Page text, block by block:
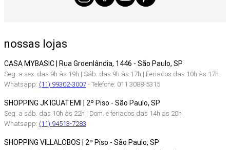
nossas lojas
CASA MYBASIC | Rua Groenlândia, 1446 - São Paulo, SP
Seg. a sex. das 9h às 19h | Sáb. das 9h às 17h | Feriados das 10h às 17h
Whatsapp: (11) 99302-3007- Telefone: 011 3088-5315
SHOPPING JK IGUATEMI | 2º Piso - São Paulo, SP
Seg. a sáb. das 10h às 22h | Dom. e feriados das 14h as 20h
Whatsapp: (11) 94513-7283
SHOPPING VILLALOBOS | 2º Piso - São Paulo, SP